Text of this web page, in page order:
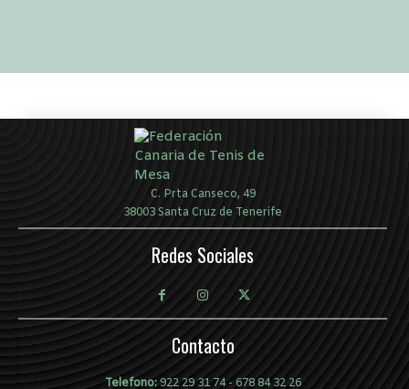
C. Prta Canseco, 49
38003 Santa Cruz de Tenerife
Redes Sociales
Contacto
Telefono:922 29 31 74-678 84 32 26